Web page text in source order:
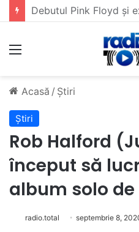
Meniu
Acasă / Știri
Știri
Rob Halford
început să
album solo
radio.total septembrie 8,